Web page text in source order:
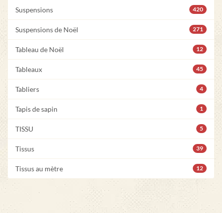
Suspensions 420
Suspensions de Noël 271
Tableau de Noël 12
Tableaux 45
Tabliers 4
Tapis de sapin 1
TISSU 5
Tissus 39
Tissus au mètre 12